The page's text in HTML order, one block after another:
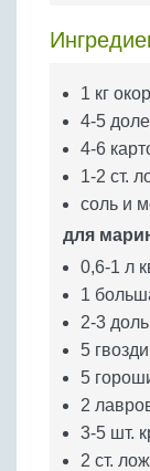
Яйца
1 кг
4-5
4-6
1-2 ст.
соль и
для
0,6-1 л
1
2-3
5
5
2
3-5 шт.
2 ст.